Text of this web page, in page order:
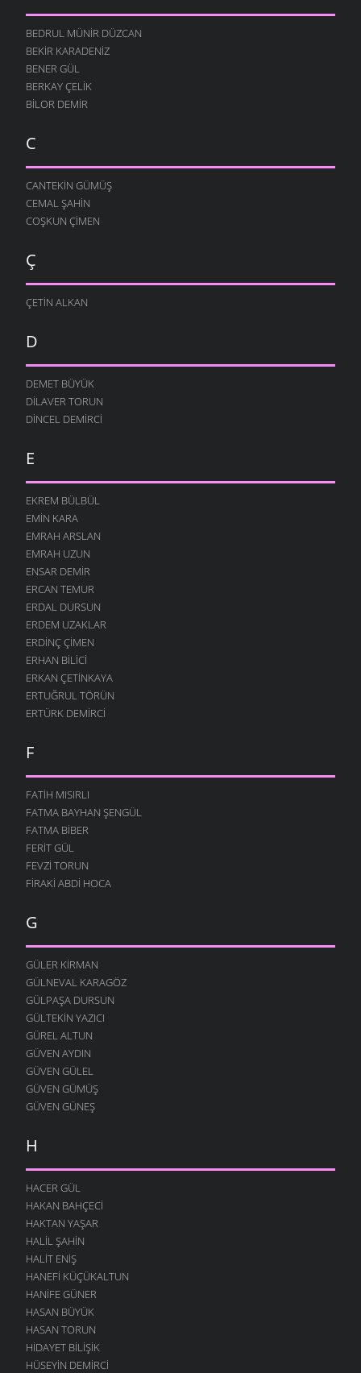
BEDRUL MÜNIR DÜZCAN
BEKIR KARADENIZ
BENER GÜL
BERKAY ÇELIK
BILOR DEMIR
C
CANTEKIN GÜMÜŞ
CEMAL ŞAHIN
COŞKUN ÇIMEN
Ç
ÇETIN ALKAN
D
DEMET BÜYÜK
DILAVER TORUN
DINCEL DEMIRCI
E
EKREM BÜLBÜL
EMIN KARA
EMRAH ARSLAN
EMRAH UZUN
ENSAR DEMIR
ERCAN TEMUR
ERDAL DURSUN
ERDEM UZAKLAR
ERDINÇ ÇIMEN
ERHAN BILICI
ERKAN ÇETINKAYA
ERTUĞRUL TÖRÜN
ERTÜRK DEMIRCI
F
FATIH MISIRLI
FATMA BAYHAN ŞENGÜL
FATMA BIBER
FERIT GÜL
FEVZI TORUN
FIRAKI ABDI HOCA
G
GÜLER KIRMAN
GÜLNEVAL KARAGÖZ
GÜLPAŞA DURSUN
GÜLTEKIN YAZICI
GÜREL ALTUN
GÜVEN AYDIN
GÜVEN GÜLEL
GÜVEN GÜMÜŞ
GÜVEN GÜNEŞ
H
HACER GÜL
HAKAN BAHÇECI
HAKTAN YAŞAR
HALIL ŞAHIN
HALIT ENIŞ
HANEFI KÜÇÜKALTUN
HANIFE GÜNER
HASAN BÜYÜK
HASAN TORUN
HIDAYET BILIŞIK
HÜSEYIN DEMIRCI